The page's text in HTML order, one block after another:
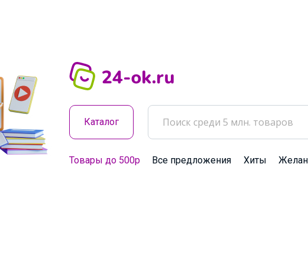
Каталог
Товары до 500р Все предложения Хиты